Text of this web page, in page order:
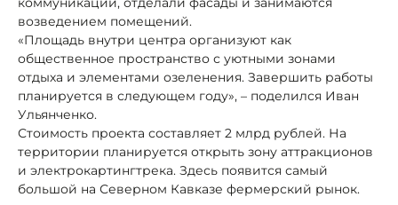
возведением помещений.
«Площадь внутри центра организуют как
общественное пространство с уютными зонами
отдыха и элементами озеленения. Завершить работы
планируется в следующем году», – поделился Иван
Ульянченко.
Стоимость проекта составляет 2 млрд рублей. На
территории планируется открыть зону аттракционов
и электрокартингтрека. Здесь появится самый
большой на Северном Кавказе фермерский рынок.